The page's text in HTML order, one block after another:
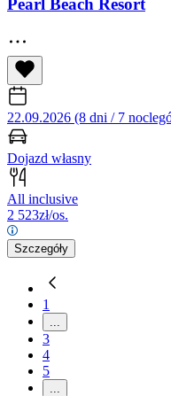
Pearl Beach Resort
22.09.2026 (8 dni / 7
Dojazd własny
All inclusive
2 523zł/os.
Szczegóły
1
3
4
5